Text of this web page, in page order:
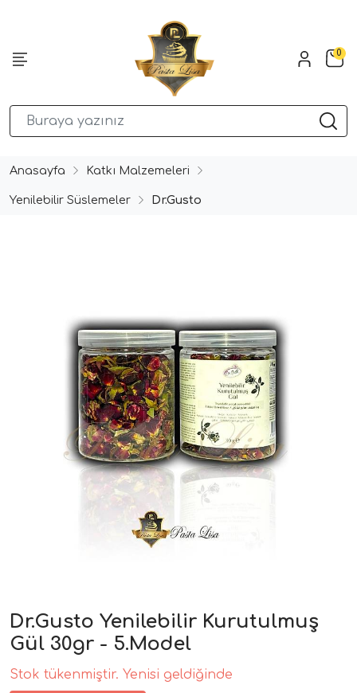
0
Anasayfa Katkı Malzemeleri
Yenilebilir Süslemeler Dr.Gusto
Dr.Gusto Yenilebilir Kurutulmuş
Gül 30gr - 5.Model
Stok tükenmiştir. Yenisi geldiğinde